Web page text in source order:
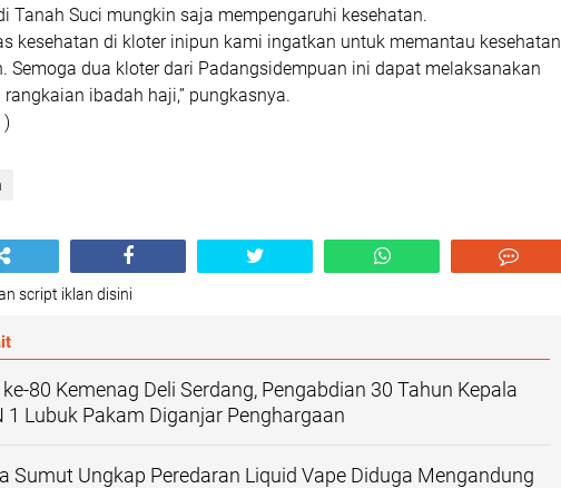
Tanah Suci mungkin saja mempengaruhi kesehatan.
kesehatan di kloter inipun kami ingatkan untuk memantau kesehatan
Semoga dua kloter dari Padangsidempuan ini dapat melaksanakan
rangkaian ibadah haji,” pungkasnya.
)
script iklan disini
ke-80 Kemenag Deli Serdang, Pengabdian 30 Tahun Kepala
1 Lubuk Pakam Diganjar Penghargaan
Sumut Ungkap Peredaran Liquid Vape Diduga Mengandung